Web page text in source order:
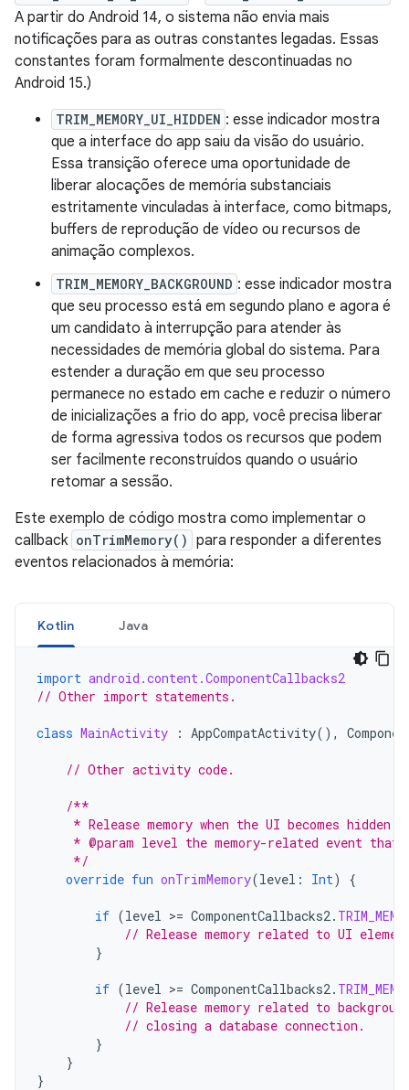
A partir do Android 14, o sistema não envia mais
notificações para as outras constantes legadas. Essas
constantes foram formalmente descontinuadas no
Android 15.)
TRIM_MEMORY_UI_HIDDEN : esse indicador mostra
que a interface do app saiu da visão do usuário.
Essa transição oferece uma oportunidade de
liberar alocações de memória substanciais
estritamente vinculadas à interface, como bitmaps,
buffers de reprodução de vídeo ou recursos de
animação complexos.
TRIM_MEMORY_BACKGROUND : esse indicador mostra
que seu processo está em segundo plano e agora é
um candidato à interrupção para atender às
necessidades de memória global do sistema. Para
estender a duração em que seu processo
permanece no estado em cache e reduzir o número
de inicializações a frio do app, você precisa liberar
de forma agressiva todos os recursos que podem
ser facilmente reconstruídos quando o usuário
retomar a sessão.
Este exemplo de código mostra como implementar o
callback onTrimMemory() para responder a diferentes
eventos relacionados à memória:
Kotlin Java
import android.content.ComponentCallbacks2
// Other import statements.
class MainActivity : AppCompatActivity(),
// Other activity code.
/**
* Release memory when the UI becomes hidden
* @param level the memory-related event that
     */
override fun onTrimMemory(level : Int) {
if (level >= ComponentCallbacks2.
// Release memory related to UI
}
if (level >= ComponentCallbacks2.
// Release memory related to
// closing a database connection.
}
}
}